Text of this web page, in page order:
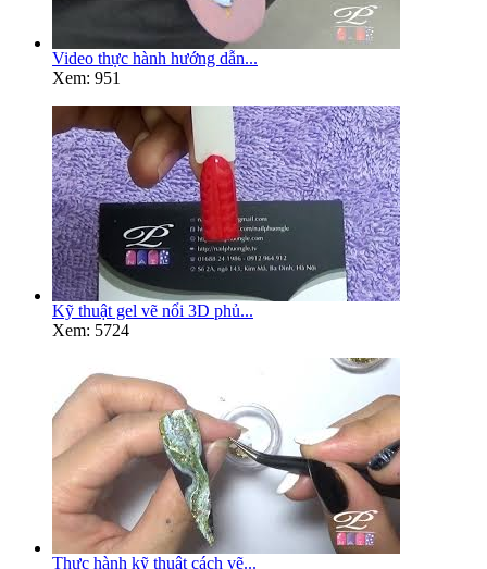
Video thực hành hướng dẫn...
Xem: 951
Kỹ thuật gel vẽ nổi 3D phủ...
Xem: 5724
Thực hành kỹ thuật cách vẽ...